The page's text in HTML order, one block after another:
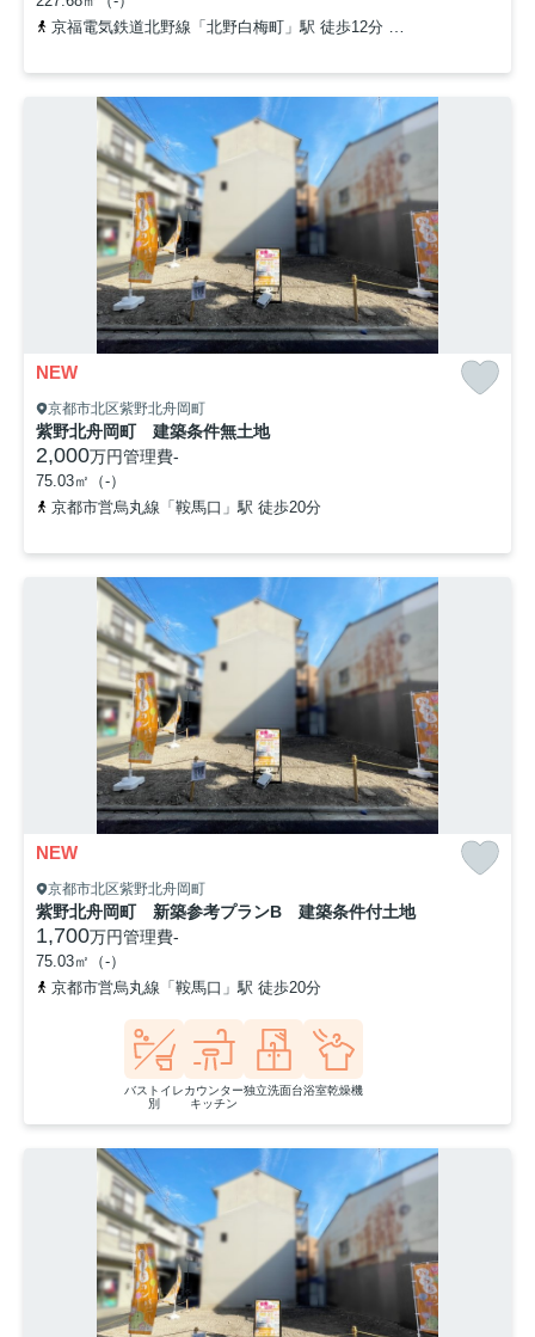
京福電気鉄道北野線「北野白梅町」駅 徒歩12分
NEW
京都市北区紫野北舟岡町
紫野北舟岡町 建築条件無土地
2,000万円管理費-
75.03㎡（-）
京都市営烏丸線「鞍馬口」駅 徒歩20分
NEW
京都市北区紫野北舟岡町
紫野北舟岡町 新築参考プランB 建築条件付土地
1,700万円管理費-
75.03㎡（-）
京都市営烏丸線「鞍馬口」駅 徒歩20分
バストイレ
別
カウンター
キッチン
独立洗面台浴室乾燥機